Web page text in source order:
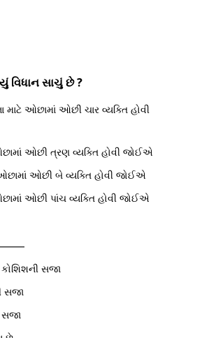
વિધાન સાચું છે ?
માટે ઓછામાં ઓછી ચાર વ્યક્તિ હોવી
ઓછી ત્રણ વ્યક્તિ હોવી જોઈએ
ઓછામાં ઓછી બે વ્યક્તિ હોવી જોઈએ
ઓછી પાંચ વ્યક્તિ હોવી જોઈએ
સજા
સજા